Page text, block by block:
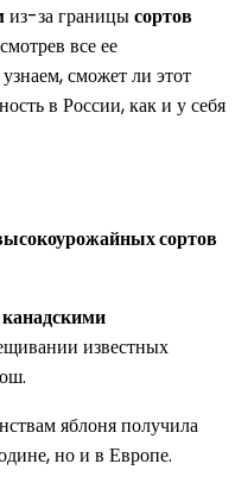
из-за границысортов
все ее
сможет ли этот
в России, как и у себя
сортов
известных
яблоня получила
но и в Европе.